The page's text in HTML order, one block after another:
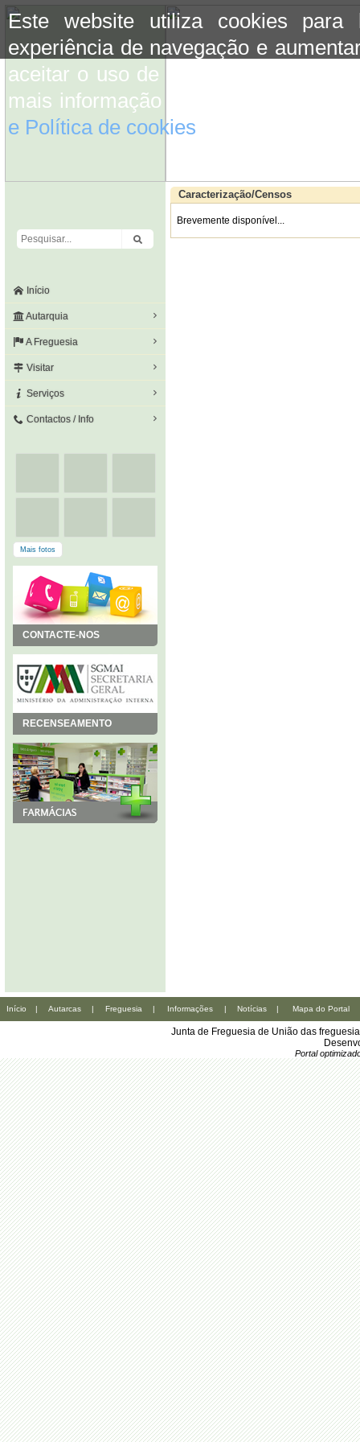
Este website utiliza cookies para
experiência de navegação e
aceitar o uso de cookies basta
mais informação consulte a
e Política de cookies
Início
Autarquia
A Freguesia
Visitar
Serviços
Contactos / Info
Mais fotos
CONTACTE-NOS
RECENSEAMENTO
Caracterização/Censos
Brevemente disponível...
Início | Autarcas | Freguesia | Informações | Notícias | Mapa do Portal
Junta de Freguesia de União das
Portal